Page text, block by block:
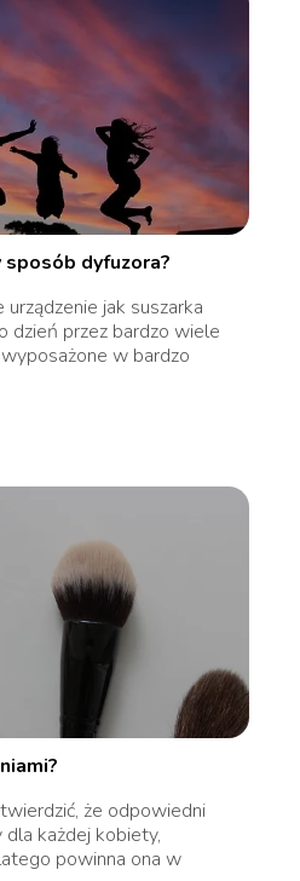
dyfuzora?
jak suszarka
dzień przez bardzo wiele
w bardzo
że odpowiedni
każdej kobiety,
powinna ona w